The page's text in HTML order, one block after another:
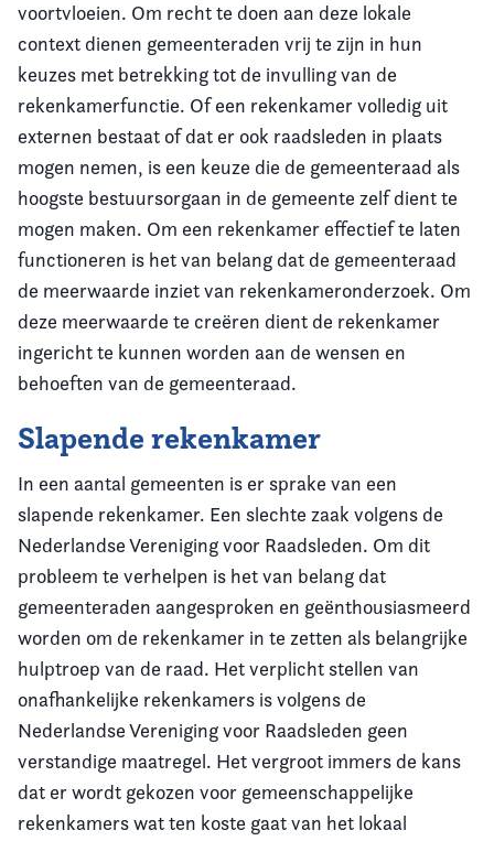
voortvloeien. Om recht te doen aan deze lokale
context dienen gemeenteraden vrij te zijn in hun
keuzes met betrekking tot de invulling van de
rekenkamerfunctie. Of een rekenkamer volledig uit
externen bestaat of dat er ook raadsleden in plaats
mogen nemen, is een keuze die de gemeenteraad als
hoogste bestuursorgaan in de gemeente zelf dient te
mogen maken. Om een rekenkamer effectief te laten
functioneren is het van belang dat de gemeenteraad
de meerwaarde inziet van rekenkameronderzoek. Om
deze meerwaarde te creëren dient de rekenkamer
ingericht te kunnen worden aan de wensen en
behoeften van de gemeenteraad.
Slapende rekenkamer
In een aantal gemeenten is er sprake van een
slapende rekenkamer. Een slechte zaak volgens de
Nederlandse Vereniging voor Raadsleden. Om dit
probleem te verhelpen is het van belang dat
gemeenteraden aangesproken en geënthousiasmeerd
worden om de rekenkamer in te zetten als belangrijke
hulptroep van de raad. Het verplicht stellen van
onafhankelijke rekenkamers is volgens de
Nederlandse Vereniging voor Raadsleden geen
verstandige maatregel. Het vergroot immers de kans
dat er wordt gekozen voor gemeenschappelijke
rekenkamers wat ten koste gaat van het lokaal